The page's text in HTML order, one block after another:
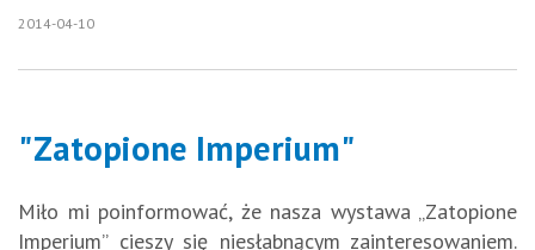
2014-04-10
"Zatopione Imperium"
Miło mi poinformować, że nasza wystawa „Zatopione
Imperium” cieszy się niesłabnącym zainteresowaniem.